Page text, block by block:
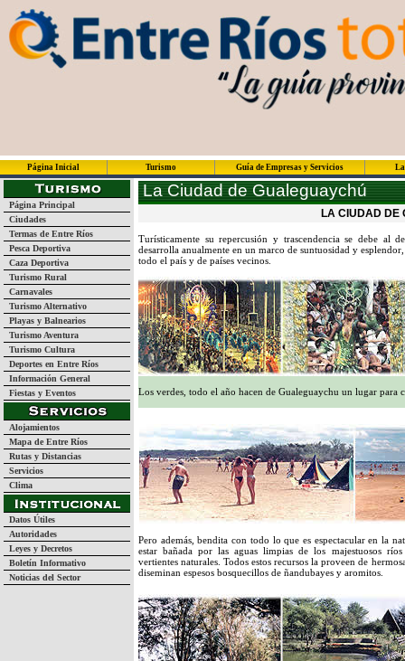
Página Inicial Turismo Guía de Empresas y Servicios
Página Principal
Ciudades
Termas de Entre Ríos
Pesca Deportiva
Caza Deportiva
Turismo Rural
Carnavales
Turismo Alternativo
Playas y Balnearios
Turismo Aventura
Turismo Cultura
Deportes en Entre Ríos
Información General
Fiestas y Eventos
Alojamientos
Mapa de Entre Ríos
Rutas y Distancias
Servicios
Clima
Datos Útiles
Autoridades
Leyes y Decretos
Boletín Informativo
Noticias del Sector
La Ciudad de Gualeguaychú
LA CIUDAD DE
Turísticamente su repercusión y trascendencia se debe al
desarrolla anualmente en un marco de suntuosidad y
todo el país y de países vecinos.
Los verdes, todo el año hacen de Gualeguaychu un lugar para
Pero además, bendita con todo lo que es espectacular en la
estar bañada por las aguas limpias de los majestuosos
vertientes naturales. Todos estos recursos la proveen de
diseminan espesos bosquecillos de ñandubayes y aromitos.